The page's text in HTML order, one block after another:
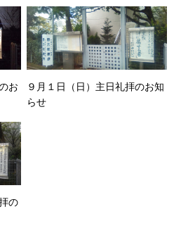
お
９月１日（日）主日礼拝のお知
らせ
の